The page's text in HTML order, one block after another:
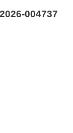
004737